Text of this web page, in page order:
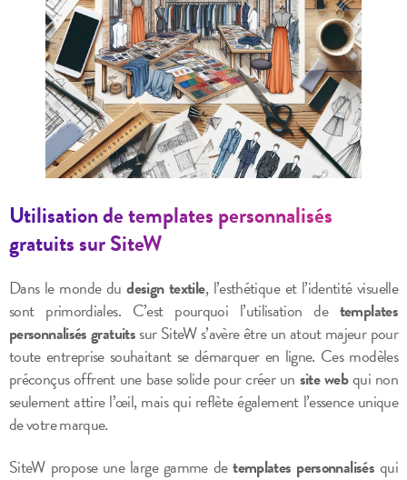
Utilisation de templates personnalisés
gratuits sur SiteW
Dans le monde dudesign textile, l’esthétique et l’identité visuelle
sont primordiales. C’est pourquoi l’utilisation de templates
personnalisés gratuitssur SiteW s’avère être un atout majeur pour
toute entreprise souhaitant se démarquer en ligne. Ces modèles
préconçus offrent une base solide pour créer un site webqui non
seulement attire l’œil, mais qui reflète également l’essence unique
de votre marque.
SiteW propose une large gamme detemplates personnalisés qui